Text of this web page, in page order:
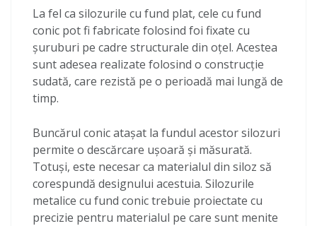
La fel ca silozurile cu fund plat, cele cu fund
conic pot fi fabricate folosind foi fixate cu
șuruburi pe cadre structurale din oțel. Acestea
sunt adesea realizate folosind o construcție
sudată, care rezistă pe o perioadă mai lungă de
timp.
Buncărul conic atașat la fundul acestor silozuri
permite o descărcare ușoară și măsurată.
Totuși, este necesar ca materialul din siloz să
corespundă designului acestuia. Silozurile
metalice cu fund conic trebuie proiectate cu
precizie pentru materialul pe care sunt menite